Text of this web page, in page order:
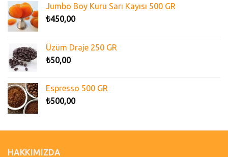
Jumbo Boy Kuru Sarı Kayısı 500 GR
₺450,00
Üzüm Draje 250 GR
₺50,00
Espresso 500 GR
₺500,00
HAKKIMIZDA